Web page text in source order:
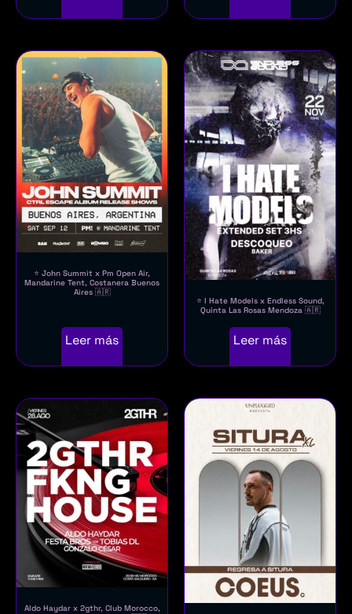
⭐ John Summit x Pm Open Air,
Mandarine Tent, Costanera Buenos
Aires 🇦🇷
Leer más
⭐ I Hate Models x Endless Sound,
Quinta Las Rosas Mendoza 🇦🇷
Leer más
Aldo Haydar x 2gthr, Club Morocco,